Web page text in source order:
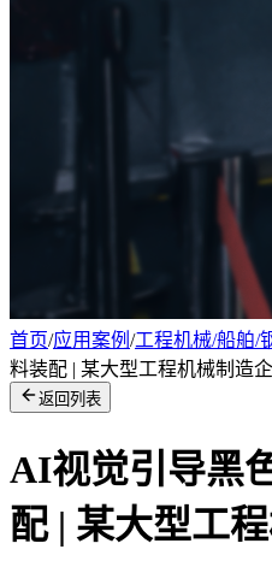
首页/应用案例 /工程机械/船舶/
料装配 | 某大型工程机械制造
返回列表
AI视觉引导黑
配 | 某大型工